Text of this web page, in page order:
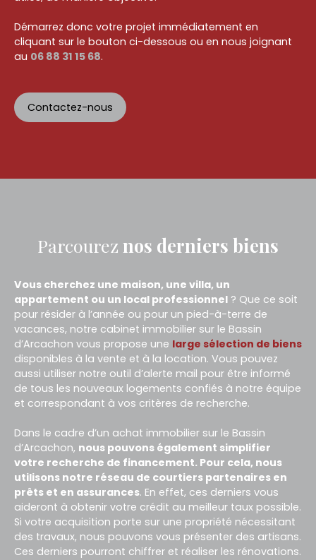
Démarrez donc votre projet immédiatement en
cliquant sur le bouton ci-dessous ou en nous joignant
au 06 88 31 15 68.
Contactez-nous
Parcourez nos derniers biens
Vous cherchez une maison, une villa, un
appartement ou un local professionnel ? Que ce soit
pour résider à l’année ou pour un pied-à-terre de
vacances, notre cabinet immobilier sur le Bassin
d’Arcachon vous propose une large sélection de biens
disponibles à la vente et à la location. Vous pouvez
aussi utiliser notre outil d’alerte mail pour être informé
de tous les nouveaux logements confiés à notre équipe
et correspondant à vos critères de recherche.
Dans le cadre d’un achat immobilier sur le Bassin
d’Arcachon, nous pouvons également simplifier
votre recherche de financement. Pour cela, nous
utilisons notre réseau de courtiers partenaires en
prêts et en assurances. En effet, ces derniers vous
aideront à obtenir votre crédit au meilleur taux possible.
Si votre acquisition porte sur une propriété nécessitant
des travaux, nous pouvons vous présenter des artisans.
Ces derniers pourront chiffrer et réaliser les rénovations.